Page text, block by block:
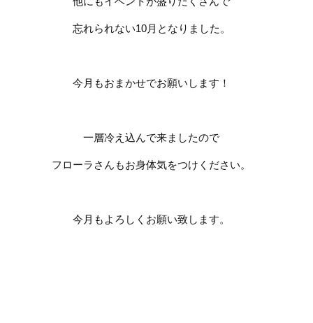
忘れられない10月となりました。
今月もおまかせでお願いします！
一層冷え込んで来ましたので
フローラさんもお身体気をつけください。
今月もよろしくお願い致します。